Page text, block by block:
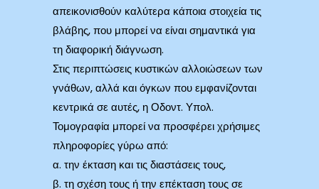
απεικονισθούν καλύτερα κάποια στοιχεία τις
βλάβης, που μπορεί να είναι σημαντικά για
τη διαφορική διάγνωση.
Στις περιπτώσεις κυστικών αλλοιώσεων των
γνάθων, αλλά και όγκων που εμφανίζονται
κεντρικά σε αυτές, η Οδοντ. Υπολ.
Τομογραφία μπορεί να προσφέρει χρήσιμες
πληροφορίες γύρω από:
α. την έκταση και τις διαστάσεις τους,
β. τη σχέση τους ή την επέκταση τους σε